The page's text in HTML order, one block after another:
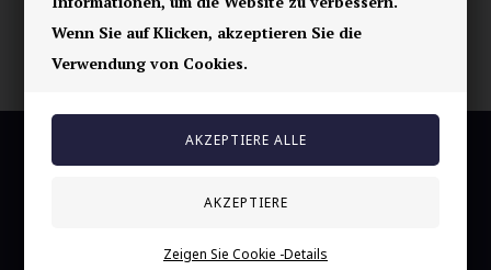
Wenn Sie auf Klicken, akzeptieren Sie die
Verwendung von Cookies.
Zeigen Sie Cookie -Details
IBAN: DK1530004363122574
BIC/SWIFT: DABADKKK
Kundendienst